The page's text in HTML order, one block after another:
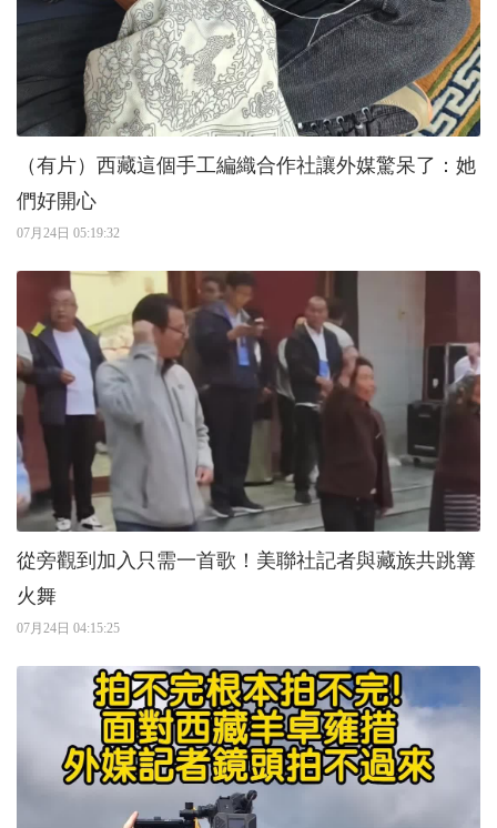
（有片）西藏這個手工編織合作社讓外媒驚呆了：她
們好開心
07月24日 05:19:32
從旁觀到加入只需一首歌！美聯社記者與藏族共跳篝
火舞
07月24日 04:15:25